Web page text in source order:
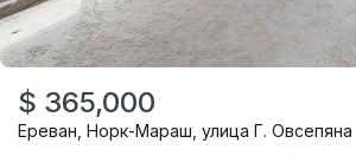
$ 365,000
Ереван Норк-Мараш улица Г. Овсепяна